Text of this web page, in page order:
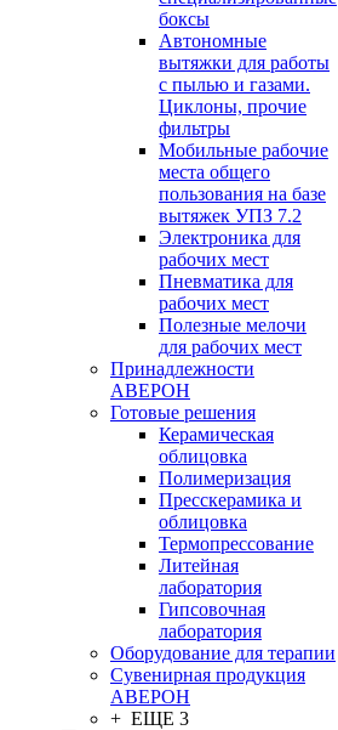
боксы
Автономные
вытяжки для работы
с пылью и газами.
Циклоны, прочие
фильтры
Мобильные рабочие
места общего
пользования на базе
вытяжек УПЗ 7.2
Электроника для
рабочих мест
Пневматика для
рабочих мест
Полезные мелочи
для рабочих мест
Принадлежности
АВЕРОН
Готовые решения
Керамическая
облицовка
Полимеризация
Пресскерамика и
облицовка
Термопрессование
Литейная
лаборатория
Гипсовочная
лаборатория
Оборудование для терапии
Сувенирная продукция
АВЕРОН
+ ЕЩЕ 3